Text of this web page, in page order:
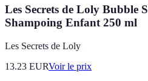
Les Secrets de Loly Bubble
Shampoing Enfant 250 ml
Les Secrets de Loly
13.23 EURVoir le prix